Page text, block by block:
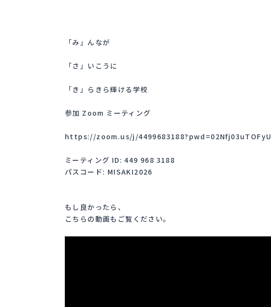
「み」んなが
「さ」いこうに
「き」らきら輝ける学校
参加 Zoom ミーティング
https://zoom.us/j/
ミーティング ID: 449 968 3188
パスコード: MISAKI2026
もし良かったら、
こちらの動画もご覧ください。